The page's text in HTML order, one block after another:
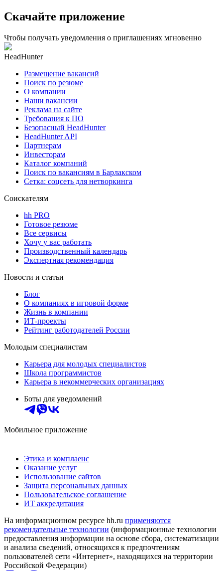
Скачайте приложение
Чтобы получать уведомления о приглашениях мгновенно
HeadHunter
Размещение вакансий
Поиск по резюме
О компании
Наши вакансии
Реклама на сайте
Требования к ПО
Безопасный HeadHunter
HeadHunter API
Партнерам
Инвесторам
Каталог компаний
Поиск по вакансиям в Барлакском
Сетка: соцсеть для нетворкинга
Соискателям
hh PRO
Готовое резюме
Все сервисы
Хочу у вас работать
Производственный календарь
Экспертная рекомендация
Новости и статьи
Блог
О компаниях в игровой форме
Жизнь в компании
ИТ-проекты
Рейтинг работодателей России
Молодым специалистам
Карьера для молодых специалистов
Школа программистов
Карьера в некоммерческих организациях
Боты для уведомлений
Мобильное приложение
Этика и комплаенс
Оказание услуг
Использование сайтов
Защита персональных данных
Пользовательское соглашение
ИТ аккредитация
На информационном ресурсе hh.ru применяются
рекомендательные технологии (информационные технологии
предоставления информации на основе сбора, систематизации
и анализа сведений, относящихся к предпочтениям
пользователей сети «Интернет», находящихся на территории
Российской Федерации)